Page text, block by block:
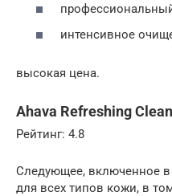
интенсивное
высокая цена.
Ahava Refreshing
Рейтинг: 4.8
Следующее, включенное в
для всех типов кожи, в